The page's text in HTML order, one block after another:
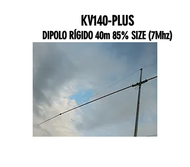
KV140-PLUS
DIPOLO RÍGIDO 40m 85% SIZE (7Mhz)